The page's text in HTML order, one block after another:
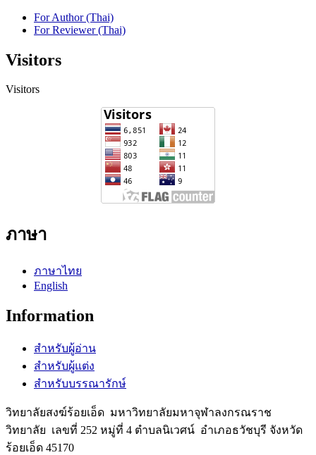
For Author (Thai)
For Reviewer (Thai)
Visitors
Visitors
ภาษา
ภาษาไทย
English
Information
สำหรับผู้อ่าน
สำหรับผู้แต่ง
สำหรับบรรณารักษ์
วิทยาลัยสงฆ์ร้อยเอ็ด มหาวิทยาลัยมหาจุฬาลงกรณราช
วิทยาลัย เลขที่ 252 หมู่ที่ 4 ตำบลนิเวศน์ อำเภอธวัชบุรี จังหวัด
ร้อยเอ็ด 45170